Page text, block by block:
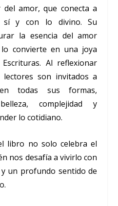
amor, que conecta a
sí y con lo divino. Su
la esencia del amor
convierte en una joya
Al reflexionar
son invitados a
todas sus formas,
complejidad y
lo cotidiano.
libro no solo celebra el
nos desafía a vivirlo con
un profundo sentido de